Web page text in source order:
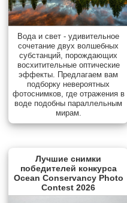
Вода и свет - удивительное
сочетание двух волшебных
субстанций, порождающих
восхитительные оптические
эффекты. Предлагаем вам
подборку невероятных
фотоснимков, где отражения в
воде подобны параллельным
мирам.
Лучшие снимки
победителей конкурса
Ocean Conservancy Photo
Contest 2026